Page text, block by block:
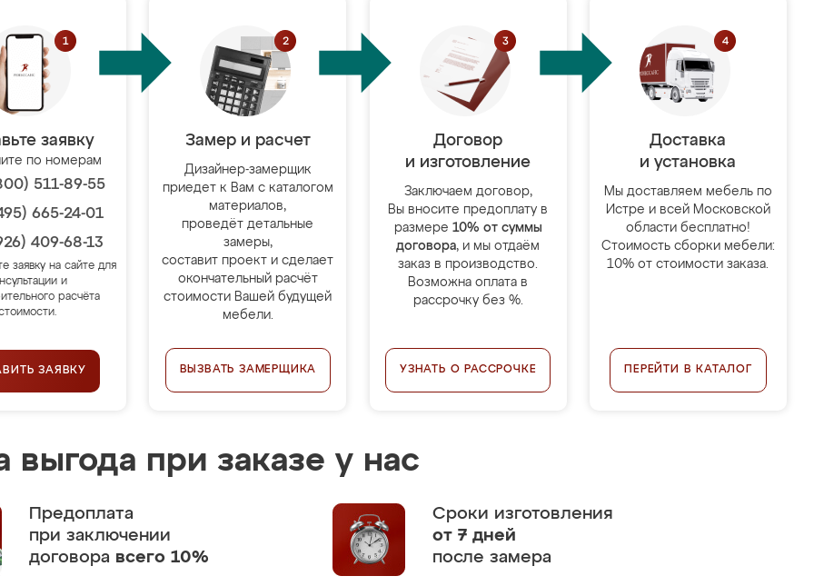
заявку
по номерам
511-89-55
665-24-01
409-68-13
заявку на сайте для
и
расчёта
ЗАЯВКУ
Замер и расчет
Дизайнер-замерщик
приедет к Вам с каталогом
материалов,
проведёт детальные
замеры,
составит проект и сделает
окончательный расчёт
стоимости Вашей будущей
мебели.
ВЫЗВАТЬ ЗАМЕРЩИКА
Договор
и изготовление
Заключаем договор,
Вы вносите предоплату в
размере 10% от суммы
договора, и мы отдаём
заказ в производство.
Возможна оплата в
рассрочку без %.
УЗНАТЬ О РАССРОЧКЕ
Доставка
и установка
Мы доставляем мебель по
Истре и всей Московской
области бесплатно!
Стоимость сборки мебели:
10% от стоимости заказа.
ПЕРЕЙТИ В КАТАЛОГ
выгода при заказе у нас
Предоплата
при заключении
договора всего 10%
Сроки изготовления
от 7 дней
после замера